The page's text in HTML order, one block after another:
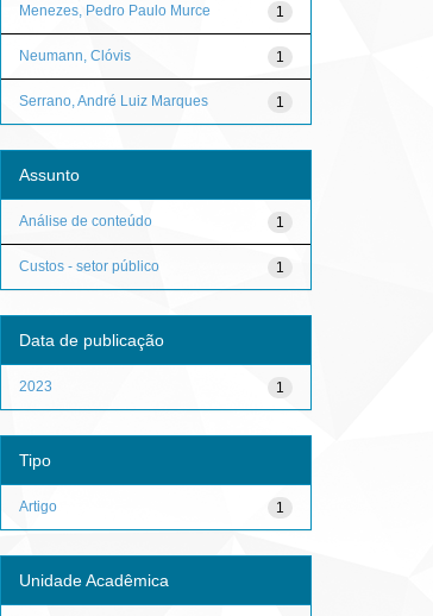
1
Menezes, Pedro Paulo Murce
1
Neumann, Clóvis
1
Serrano, André Luiz Marques
Assunto
1
Análise de conteúdo
1
Custos - setor público
Data de publicação
1
2023
Tipo
1
Artigo
Unidade Acadêmica